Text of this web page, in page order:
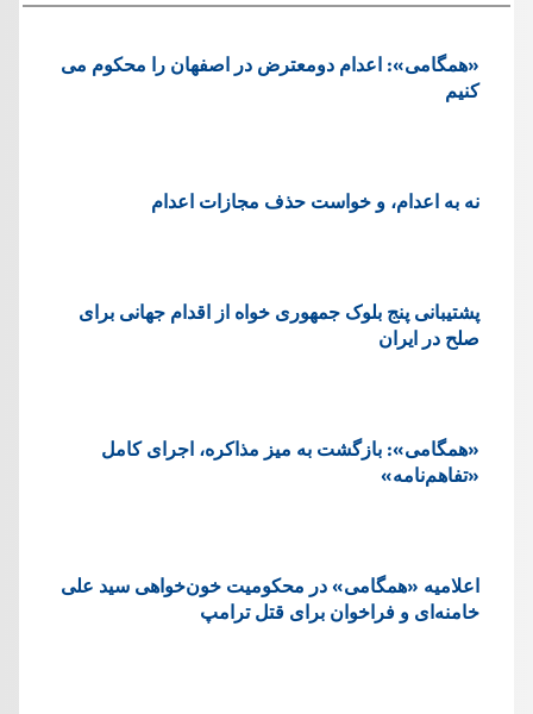
«همگامی»: اعدام دومعترض در اصفهان را محکوم می
کنیم
نه به اعدام، و خواست حذف مجازات اعدام
پشتيبانی پنج بلوک جمهوری خواه از اقدام جهانی برای
صلح در ایران
«همگامی»: بازگشت به میز مذاکره، اجرای کامل
«تفاهم‌نامه»
اعلامیه «همگامی» در محکومیت خون‌خواهی سید علی
خامنه‌ای و فراخوان برای قتل ترامپ